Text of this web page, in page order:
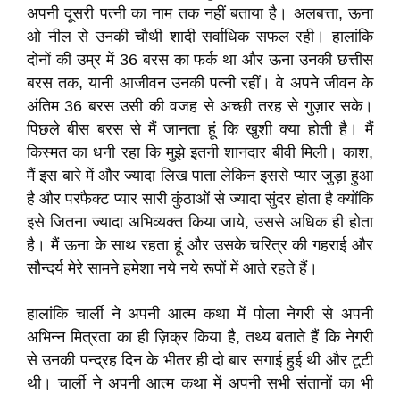
अपनी दूसरी पत्नी का नाम तक नहीं बताया है। अलबत्ता, ऊना
ओ नील से उनकी चौथी शादी सर्वाधिक सफल रही। हालांकि
दोनों की उम्र में 36 बरस का फर्क था और ऊना उनकी छत्तीस
बरस तक, यानी आजीवन उनकी पत्नी रहीं। वे अपने जीवन के
अंतिम 36 बरस उसी की वजह से अच्छी तरह से गुज़ार सके।
पिछले बीस बरस से मैं जानता हूं कि खुशी क्या होती है। मैं
किस्मत का धनी रहा कि मुझे इतनी शानदार बीवी मिली। काश,
मैं इस बारे में और ज्यादा लिख पाता लेकिन इससे प्यार जुड़ा हुआ
है और परफैक्ट प्यार सारी कुंठाओं से ज्यादा सुंदर होता है क्योंकि
इसे जितना ज्यादा अभिव्यक्त किया जाये, उससे अधिक ही होता
है। मैं ऊना के साथ रहता हूं और उसके चरित्र की गहराई और
सौन्दर्य मेरे सामने हमेशा नये नये रूपों में आते रहते हैं।
हालांकि चार्ली ने अपनी आत्म कथा में पोला नेगरी से अपनी
अभिन्न मित्रता का ही ज़िक्र किया है, तथ्य बताते हैं कि नेगरी
से उनकी पन्द्रह दिन के भीतर ही दो बार सगाई हुई थी और टूटी
थी। चार्ली ने अपनी आत्म कथा में अपनी सभी संतानों का भी